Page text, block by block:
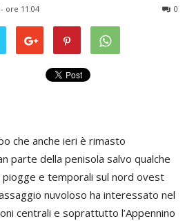
ore 11:04 0
che anche ieri è rimasto
parte della penisola salvo qualche
piogge e temporali sul nord ovest
nuvoloso ha interessato nel
centrali e soprattutto l’Appennino